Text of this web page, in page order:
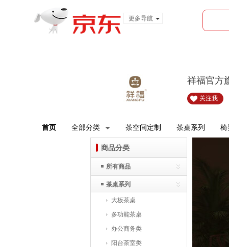
更多导航
祥福官方
关注我
首页 全部分类 茶空间定制 茶桌系列 椅
商品分类
所有商品
茶桌系列
大板茶桌
多功能茶桌
办公商务类
阳台茶室类